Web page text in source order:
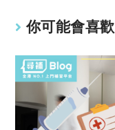
你可能會喜歡